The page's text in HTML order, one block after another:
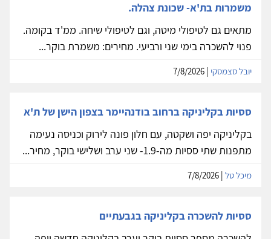
משמרות בת'א- שכונת צהלה.
מתאים גם לטיפולי מיטה, וגם לטיפולי שיחה. ממ'ד בקומה.
פנוי להשכרה בימי שני ורביעי. מחירים: משמרת בוקר...
יובל סצמסקי
ססיות בקליניקה ברחוב בודנהיימר בצפון הישן של ת'א
בקליניקה יפה ושקטה, עם חלון פונה לירוק וכניסה נעימה
מתפנות שתי ססיות מה-1.9- שני ערב ושלישי בוקר, מחיר...
מיכל טל
ססיות להשכרה בקליניקה בגבעתיים